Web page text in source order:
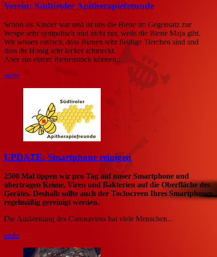
Verein: Südtiroler Apitherapiefreunde
Schon als Kinder war und ist uns die Biene im Gegensatz zur
Wespe sehr sympatisch und nicht nur, weils die Biene Maja gibt.
Wir wissen einfach, dass Bienen sehr fleißige Tierchen sind und
dass ihr Honig sehr lecker schmeckt.
Aber aus einem Bienenstock können...
mehr
UPDATE: Smartphone reinigen
2500 Mal tippen wir pro Tag auf unser Smartphone und
übertragen Keime, Viren und Bakterien auf die Oberfläche des
Gerätes. Deshalb sollte auch der Tochscreen Ihres Smartphones
regelmäßig gereinigt werden.
Die Ausbreitung des Coronavirus hat viele Menschen...
mehr